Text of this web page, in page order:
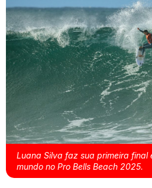
Luana Silva faz sua primeira final
mundo no Pro Bells Beach 2025.